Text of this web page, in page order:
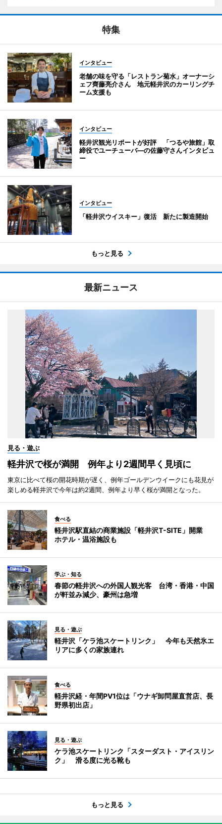
特集
インタビュー
老舗の味を守る「レストラン菊水」オーナーシ
ェフ齊藤亮介さん 地元軽井沢のカーリングチ
ーム支援も
インタビュー
軽井沢観光リポートが好評 「つるや旅館」取
締役でユーチューバ―の佐藤守さんインタビュ
ー
インタビュー
「軽井沢ウイスキー」復活 新たに製造開始
もっと見る
最新ニュース
見る・遊ぶ
軽井沢で桜が満開 例年より2週間早く見頃に
東京に比べて桜の開花時期が遅く、例年ゴールデンウイークにも花見が
楽しめる軽井沢で今年は約2週間、例年より早く桜が満開となった。
食べる
軽井沢駅直結の商業施設「軽井沢T-SITE」開業
ホテル・温浴施設も
学ぶ・知る
春節の軽井沢への外国人観光客 台湾・香港・中国
が軒並み減少、豪州は急増
見る・遊ぶ
軽井沢「ケラ池スケートリンク」 今年も天然氷エ
リアに多くの家族連れ
食べる
軽井沢経・年間PV1位は「ウナギ卸問屋直営店、長
野県初出店」
見る・遊ぶ
ケラ池スケートリンク「スターダスト・アイスリン
ク」 滑る度に光る靴も
もっと見る